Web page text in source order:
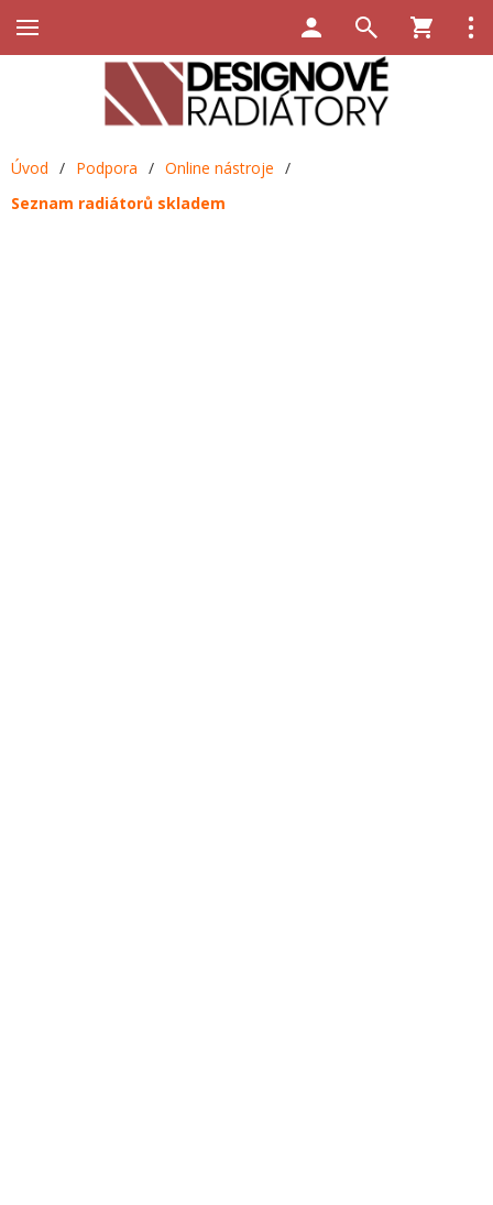
Úvod / Podpora / Online nástroje /
Seznam radiátorů skladem